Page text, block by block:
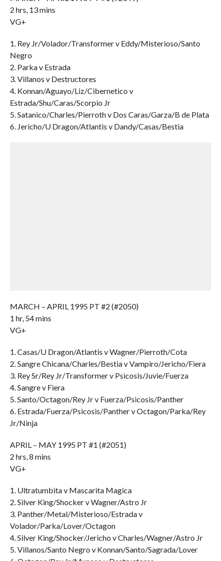
2 hrs, 13 mins
VG+
1. Rey Jr/Volador/Transformer v Eddy/Misterioso/Santo
Negro
2. Parka v Estrada
3. Villanos v Destructores
4. Konnan/Aguayo/Liz/Cibernetico v
Estrada/Shu/Caras/Scorpio Jr
5. Satanico/Charles/Pierroth v Dos Caras/Garza/B de Plata
6. Jericho/U Dragon/Atlantis v Dandy/Casas/Bestia
MARCH – APRIL 1995 PT #2 (#2050)
1 hr, 54 mins
VG+
1. Casas/U Dragon/Atlantis v Wagner/Pierroth/Cota
2. Sangre Chicana/Charles/Bestia v Vampiro/Jericho/Fiera
3. Rey Sr/Rey Jr/Transformer v Psicosis/Juvie/Fuerza
4. Sangre v Fiera
5. Santo/Octagon/Rey Jr v Fuerza/Psicosis/Panther
6. Estrada/Fuerza/Psicosis/Panther v Octagon/Parka/Rey
Jr/Ninja
APRIL – MAY 1995 PT #1 (#2051)
2 hrs, 8 mins
VG+
1. Ultratumbita v Mascarita Magica
2. Silver King/Shocker v Wagner/Astro Jr
3. Panther/Metal/Misterioso/Estrada v
Volador/Parka/Lover/Octagon
4. Silver King/Shocker/Jericho v Charles/Wagner/Astro Jr
5. Villanos/Santo Negro v Konnan/Santo/Sagrada/Lover